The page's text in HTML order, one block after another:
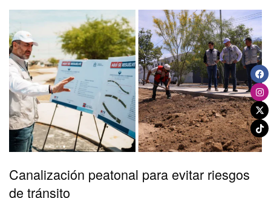
Canalización peatonal para evitar riesgos
de tránsito